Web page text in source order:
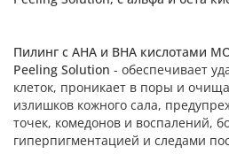
Пилинг с АНА и ВНА кислотами
Peeling Solution - обеспечивает
клеток, проникает в поры и
излишков кожного сала,
точек, комедонов и воспалений,
гиперпигментацией и следами